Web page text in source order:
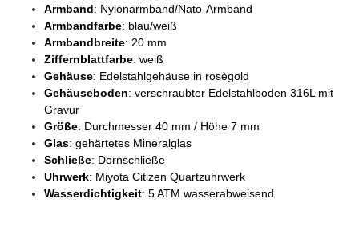
Armband: Nylonarmband/Nato-Armband
Armbandfarbe: blau/weiß
Armbandbreite: 20 mm
Ziffernblattfarbe: weiß
Gehäuse: Edelstahlgehäuse in rosègold
Gehäuseboden: verschraubter Edelstahlboden 316L mit
Gravur
Größe: Durchmesser 40 mm / Höhe 7 mm
Glas: gehärtetes Mineralglas
Schließe: Dornschließe
Uhrwerk: Miyota Citizen Quartzuhrwerk
Wasserdichtigkeit: 5 ATM wasserabweisend